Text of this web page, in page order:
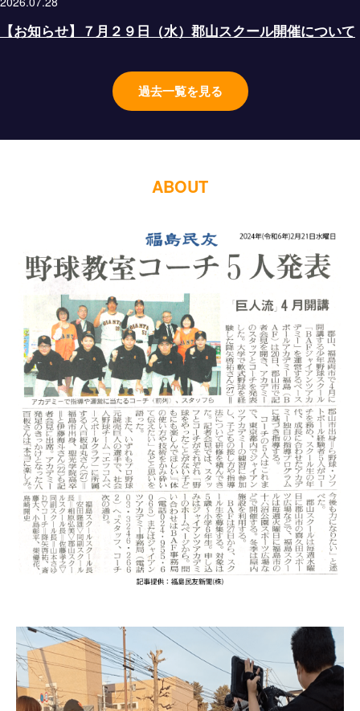
【お知らせ】７月２９日（水）郡山スクール開催について
過去一覧を見る
ABOUT